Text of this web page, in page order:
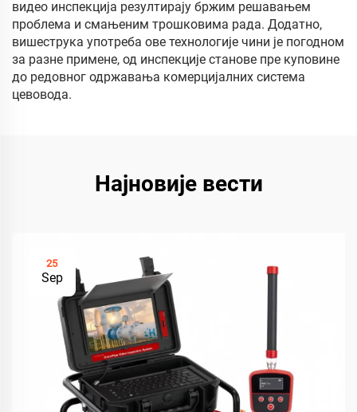
видео инспекција резултирају бржим решавањем
проблема и смањеним трошковима рада. Додатно,
вишеструка употреба ове технологије чини је погодном
за разне примене, од инспекције станове пре куповине
до редовног одржавања комерцијалних система
цевовода.
Најновије вести
25
Sep